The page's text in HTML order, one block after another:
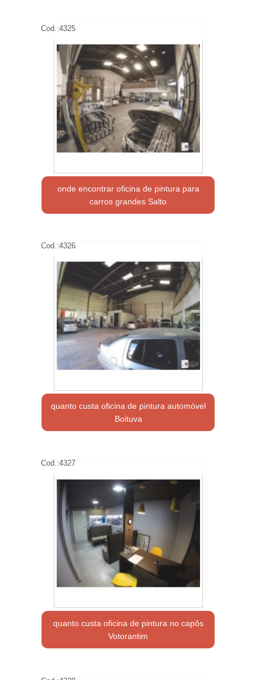
Cod.:4325
onde encontrar oficina de pintura para
carros grandes Salto
Cod.:4326
quanto custa oficina de pintura automóvel
Boituva
Cod.:4327
quanto custa oficina de pintura no capôs
Votorantim